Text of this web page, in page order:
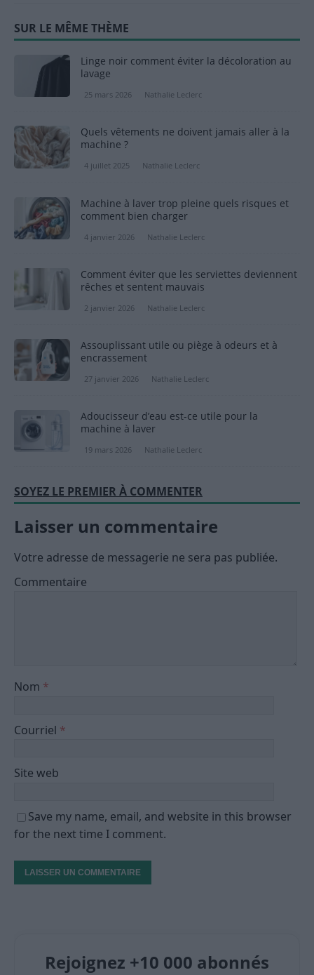
SUR LE MÊME THÈME
Linge noir comment éviter la décoloration au
lavage
25 mars 2026 Nathalie Leclerc
Quels vêtements ne doivent jamais aller à la
machine ?
4 juillet 2025 Nathalie Leclerc
Machine à laver trop pleine quels risques et
comment bien charger
4 janvier 2026 Nathalie Leclerc
Comment éviter que les serviettes deviennent
rêches et sentent mauvais
2 janvier 2026 Nathalie Leclerc
Assouplissant utile ou piège à odeurs et à
encrassement
27 janvier 2026 Nathalie Leclerc
Adoucisseur d’eau est-ce utile pour la
machine à laver
19 mars 2026 Nathalie Leclerc
SOYEZ LE PREMIER À COMMENTER
Laisser un commentaire
Votre adresse de messagerie ne sera pas publiée.
Commentaire
Nom *
Courriel *
Site web
Save my name, email, and website in this browser
for the next time I comment.
Rejoignez +10 000 abonnés